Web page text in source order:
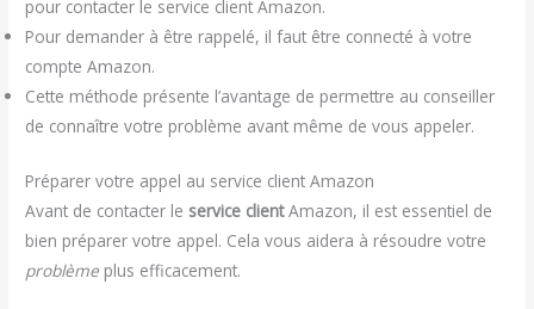
pour contacter le service client Amazon.
Pour demander à être rappelé, il faut être connecté à votre
compte Amazon.
Cette méthode présente l’avantage de permettre au conseiller
de connaître votre problème avant même de vous appeler.
Préparer votre appel au service client Amazon
Avant de contacter le service clientAmazon, il est essentiel de
bien préparer votre appel. Cela vous aidera à résoudre votre
problème plus efficacement.